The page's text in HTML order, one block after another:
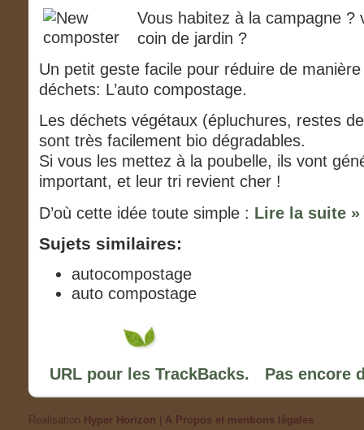
Vous habitez à la campagne ?
coin de jardin ?
Un petit geste facile pour réduire de
déchets: L’auto compostage.
Les déchets végétaux (épluchures, restes
sont très facilement bio dégradables.
Si vous les mettez à la poubelle, ils vont
important, et leur tri revient cher !
D’où cette idée toute simple : Lire la suite »
Sujets similaires:
autocompostage
auto compostage
URL pour les TrackBacks. Pas encore
Realisation Hyper Horizon | A Propos et mentions légales